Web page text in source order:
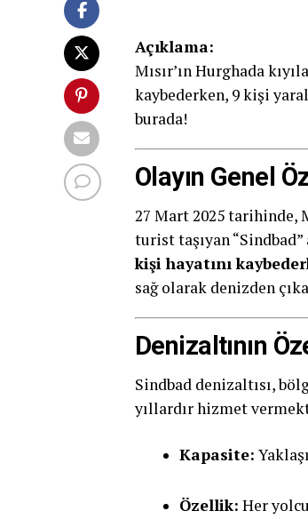
Açıklama:
Mısır’ın Hurghada
kaybederken, 9 kişi
burada!
Olayın Genel
27 Mart 2025 tarihinde,
turist taşıyan “Sindbad”
kişi hayatını
sağ olarak denizden
Denizaltının
Sindbad denizaltısı,
yıllardır hizmet
Kapasite:
Özellik: Her